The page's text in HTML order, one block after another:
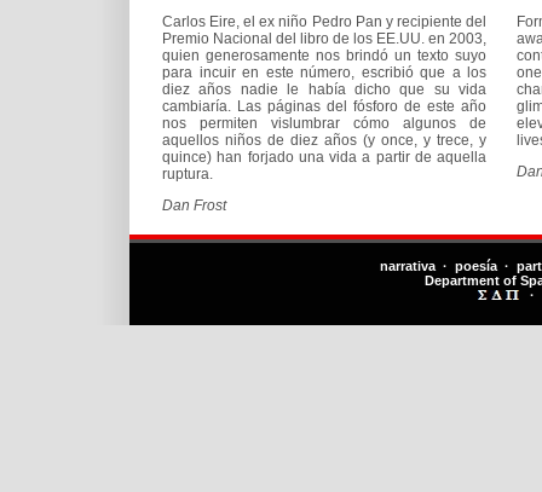
Carlos Eire, el ex niño Pedro Pan y recipiente del
Premio Nacional del libro de los EE.UU. en 2003,
quien generosamente nos brindó un texto suyo
para incuir en este número, escribió que a los
diez años nadie le había dicho que su vida
cambiaría. Las páginas del fósforo de este año
nos permiten vislumbrar cómo algunos de
aquellos niños de diez años (y once, y trece, y
quince) han forjado una vida a partir de aquella
ruptura.
Dan Frost
narrativa · poesía ·
Department of
·